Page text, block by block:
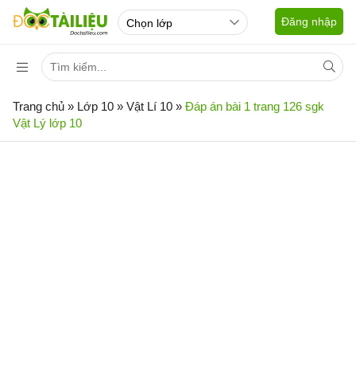
Đăng nhập
Trang chủ » Lớp 10 » Vật Lí 10 » Đáp án bài 1 trang 126 sgk
Vật Lý lớp 10